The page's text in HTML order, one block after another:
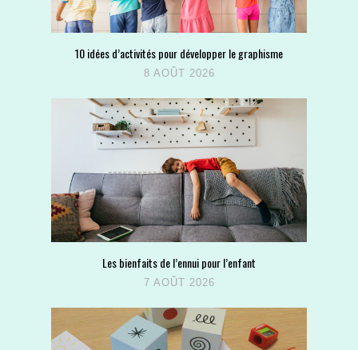
10 idées d’activités pour développer le graphisme
8 AOÛT 2026
Les bienfaits de l’ennui pour l’enfant
7 AOÛT 2026